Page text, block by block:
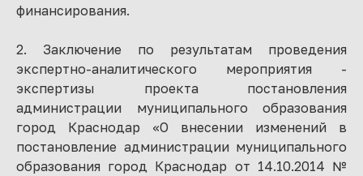
финансирования.
2. Заключение по результатам проведения
экспертно-аналитического мероприятия -
экспертизы проекта постановления
администрации муниципального образования
город Краснодар «О внесении изменений в
постановление администрации муниципального
образования город Краснодар от 14.10.2014 №